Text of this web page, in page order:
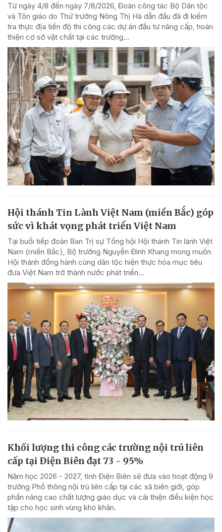
Từ ngày 4/8 đến ngày 7/8/2026, Đoàn công tác Bộ Dân tộc
và Tôn giáo do Thứ trưởng Nông Thị Hà dẫn đầu đã đi kiểm
tra thực địa tiến độ thi công các dự án đầu tư nâng cấp, hoàn
thiện cơ sở vật chất tại các trường...
Hội thánh Tin Lành Việt Nam (miền Bắc) góp
sức vì khát vọng phát triển Việt Nam
Tại buổi tiếp đoàn Ban Trị sự Tổng hội Hội thánh Tin lành Việt
Nam (miền Bắc), Bộ trưởng Nguyễn Đình Khang mong muốn
Hội thánh đồng hành cùng dân tộc hiện thực hóa mục tiêu
đưa Việt Nam trở thành nước phát triển...
Khối lượng thi công các trường nội trú liên
cấp tại Điện Biên đạt 73 - 95%
Năm học 2026 - 2027, tỉnh Điện Biên sẽ đưa vào hoạt động 9
trường Phổ thông nội trú liên cấp tại các xã biên giới, góp
phần nâng cao chất lượng giáo dục và cải thiện điều kiện học
tập cho học sinh vùng khó khăn.